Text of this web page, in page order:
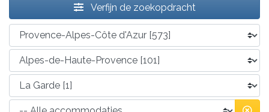
Verfijn de zoekopdracht